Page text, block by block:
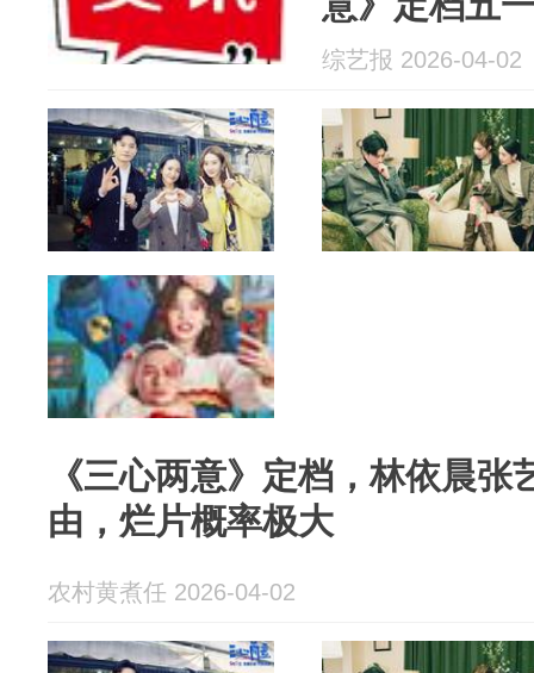
综艺报 2026-04-02
《三心两意》定档，林依晨张
由，烂片概率极大
农村黄煮任 2026-04-02